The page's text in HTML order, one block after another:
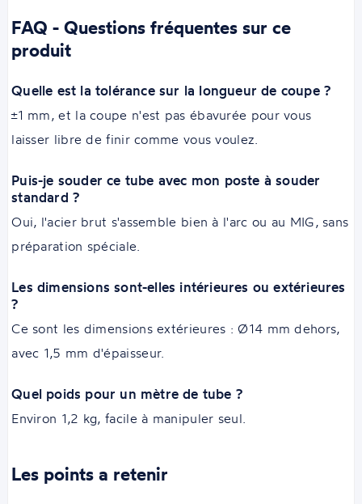
FAQ - Questions fréquentes sur ce
produit
Quelle est la tolérance sur la longueur de coupe ?
±1 mm, et la coupe n'est pas ébavurée pour vous
laisser libre de finir comme vous voulez.
Puis-je souder ce tube avec mon poste à souder
standard ?
Oui, l'acier brut s'assemble bien à l'arc ou au MIG, sans
préparation spéciale.
Les dimensions sont-elles intérieures ou extérieures
?
Ce sont les dimensions extérieures : Ø14 mm dehors,
avec 1,5 mm d'épaisseur.
Quel poids pour un mètre de tube ?
Environ 1,2 kg, facile à manipuler seul.
Les points a retenir